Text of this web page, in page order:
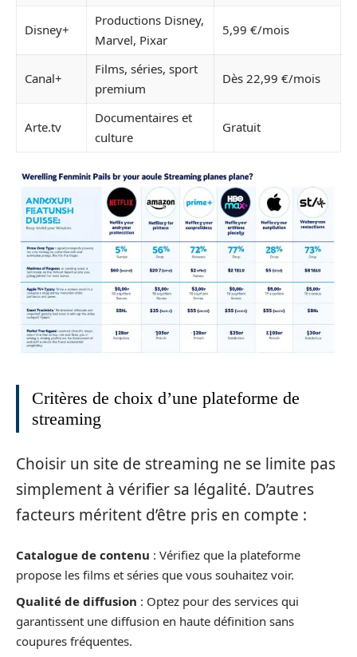
Disney+
Productions Disney,
Marvel, Pixar
5,99 €/mois
Canal+
Films, séries, sport
premium
Dès 22,99 €/mois
Arte.tv
Documentaires et
culture
Gratuit
Critères de choix d’une plateforme de
streaming
Choisir un site de streaming ne se limite pas
simplement à vérifier sa légalité. D’autres
facteurs méritent d’être pris en compte :
Catalogue de contenu : Vérifiez que la plateforme
propose les films et séries que vous souhaitez voir.
Qualité de diffusion : Optez pour des services qui
garantissent une diffusion en haute définition sans
coupures fréquentes.